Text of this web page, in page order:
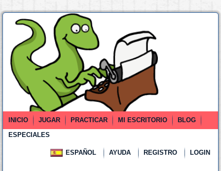
INICIO JUGAR PRACTICAR MI ESCRITORIO
BLOG
ESPECIALES
ESPAÑOL AYUDA REGISTRO LOGIN